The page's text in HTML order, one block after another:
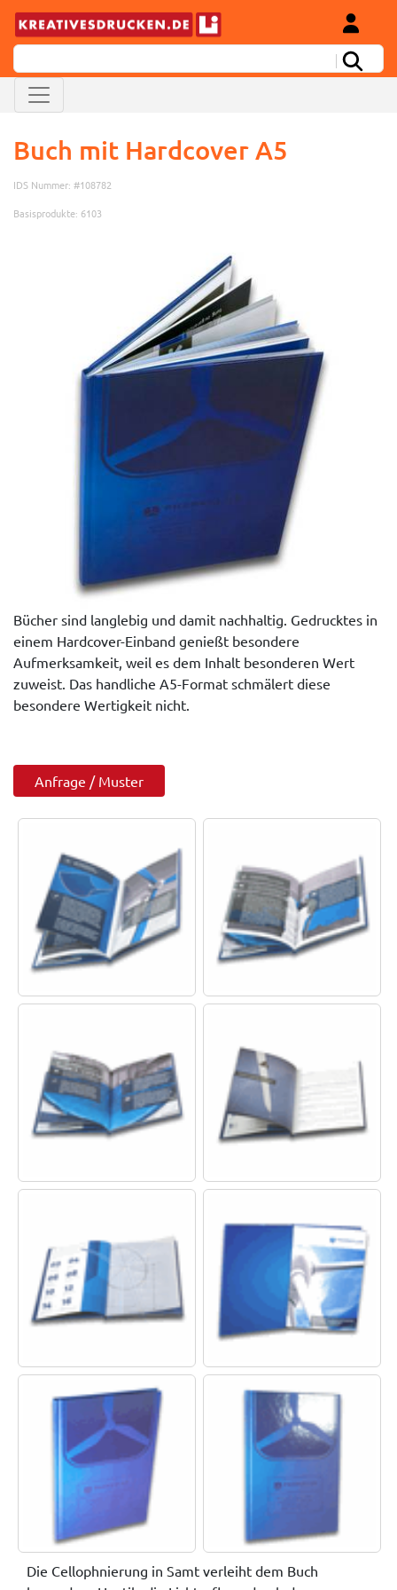
Buch mit Hardcover A5
IDS Nummer: #108782
Basisprodukte: 6103
Bücher sind langlebig und damit nachhaltig. Gedrucktes in
einem Hardcover-Einband genießt besondere
Aufmerksamkeit, weil es dem Inhalt besonderen Wert
zuweist. Das handliche A5-Format schmälert diese
besondere Wertigkeit nicht.
Anfrage / Muster
Die Cellophnierung in Samt verleiht dem Buch